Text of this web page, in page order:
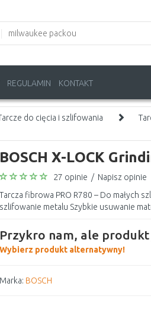
REGULAMIN KONTAKT
do cięcia i szlifowania
BOSCH X-LOCK
27 opinie / Napisz opinie
Tarcza fibrowa PRO R780 – Do małych
szlifowanie metalu Szybkie usuwanie
Przykro nam, ale
Wybierz produkt alternatywny!
Marka: BOSCH